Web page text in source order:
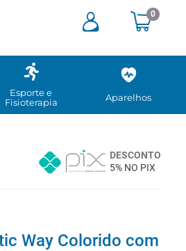
0
Esporte e
Fisioterapia
Aparelhos
DESCONTO
5% NO PIX
Way Colorido com